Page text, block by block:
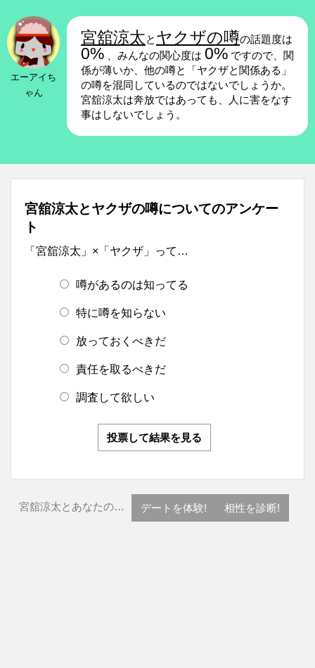
エーアイち
ゃん
宮舘涼太と ヤクザの噂の話題度は
0% 、みんなの関心度は 0% ですので、関
係が薄いか、他の噂と「ヤクザと関係ある」
の噂を混同しているのではないでしょうか。
宮舘涼太は奔放ではあっても、人に害をなす
事はしないでしょう。
宮舘涼太とヤクザの噂についてのアンケー
ト
「宮舘涼太」×「ヤクザ」って…
噂があるのは知ってる
特に噂を知らない
放っておくべきだ
責任を取るべきだ
調査して欲しい
投票して結果を見る
宮舘涼太とあなたの… デートを体験! 相性を診断!